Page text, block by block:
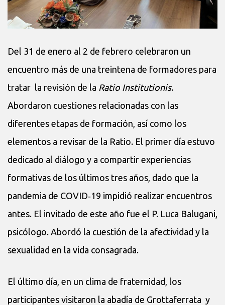
Del 31 de enero al 2 de febrero celebraron un
encuentro más de una treintena de formadores para
tratar la revisión de la Ratio Institutionis.
Abordaron cuestiones relacionadas con las
diferentes etapas de formación, así como los
elementos a revisar de la Ratio. El primer día estuvo
dedicado al diálogo y a compartir experiencias
formativas de los últimos tres años, dado que la
pandemia de COVID‑19 impidió realizar encuentros
antes. El invitado de este año fue el P. Luca Balugani,
psicólogo. Abordó la cuestión de la afectividad y la
sexualidad en la vida consagrada.
El último día, en un clima de fraternidad, los
participantes visitaron la abadía de Grottaferrata y